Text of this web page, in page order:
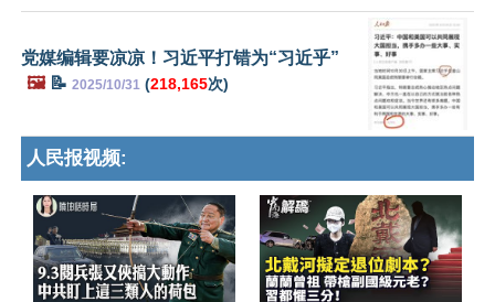
党媒编辑要凉凉！习近平打错为“习近乎”
🖼️📝 2025/10/31 (218,165次)
人民报视频: